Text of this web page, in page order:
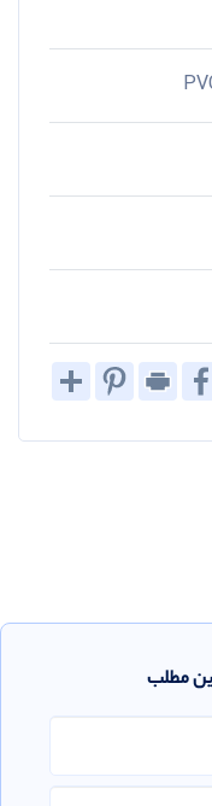
Share
PinterestPrint
مطلب